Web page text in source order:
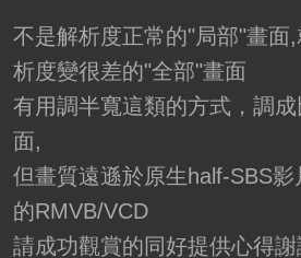
不是解析度正常的"局部"畫面
析度變很差的"全部"畫面
有用調半寬這類的方式，調
面,
但畫質遠遜於原生half-SBS
的RMVB/VCD
請成功觀賞的同好提供心得謝